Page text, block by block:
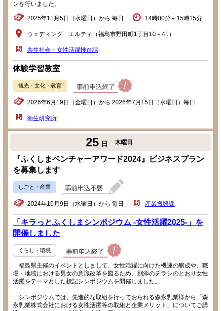
ンを行いました。
2025年11月5日（水曜日）から 毎日 14時00分～15時15分
ウェディング エルティ（福島市野田町1丁目10－41）
共生社会・女性活躍推進課
体験学習教室
観光・文化・教育
2026年6月19日（金曜日）から 2026年7月15日（水曜日）毎日
衛生研究所
25 日 木曜日
『ふくしまベンチャーアワード2024』ビジネスプラン
を募集します
しごと・産業
2024年10月9日（水曜日）から 毎日 産業振興課
「キラっとふくしまシンポジウム -女性活躍2025-」を
開催しました
くらし・環境
福島県主催のイベントとしまして、女性活躍に向けた機運の醸成や、職
場・地域における男女の意識改革を図るため、別添のチラシのとおり女性
活躍をテーマとした標記シンポジウムを開催しました。
シンポジウムでは、先進的な取組を行っておられる森永乳業様から「森
永乳業株式会社における女性活躍等の取組と企業メリット」についてご講